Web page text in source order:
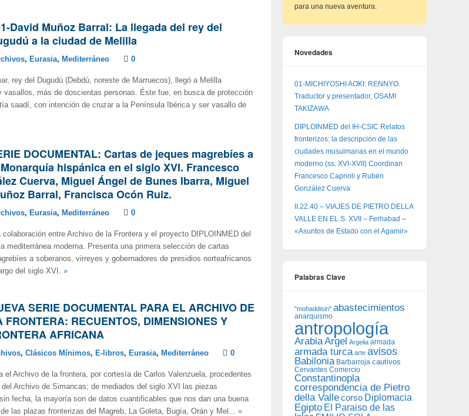
David Muñoz Barral: La llegada del rey del
a la ciudad de Melilla
, Eurasia, Mediterráneo 0
rey del Dugudú (Debdú, noreste de Marruecos), llegó a Melilla
vasallos, más de doscientas personas. Éste fue, en busca de protección
saadí, con intención de cruzar a la Península Ibérica y ser vasallo de
DOCUMENTAL: Cartas de jeques magrebíes a
hispánica en el siglo XVI. Francesco
Cuerva, Miguel Ángel de Bunes Ibarra, Miguel
Barral, Francisca Ocón Ruiz.
, Eurasia, Mediterráneo 0
entre Archivo de la Frontera y el proyecto DIPLOINMED del
mediterránea moderna. Presenta una primera selección de cartas
a soberanos, virreyes y gobernadores de presidios norteafricanos
del siglo XVI. »
SERIE DOCUMENTAL PARA EL ARCHIVO DE
FRONTERA: RECUENTOS, DIMENSIONES Y
AFRICANA
, Clásicos Mínimos, E-libros, Eurasia, Mediterráneo 0
el Archivo de la frontera, por cortesía de Carlos Valenzuela, procedentes
Archivo de Simancas; de mediados del siglo XVI las piezas
fecha, la mayoría son de datos cuantificables que nos dan una buena
las plazas fronterizas del Magreb, La Goleta, Bugía, Orán y Mel... »
para una nueva aventura.
Novedades
01-MICHIYOSHI AOKI: RENNYO.
Traductor y presentador, OSAMI
TAKIZAWA
DIPLOINMED del IH-CSIC Relatos
fronterizos: la descripción de las
ciudades musulmanas en el mundo
moderno (ss. XVI-XVII) Coordinan
Francesco Caprioli y Rubén
González Cuerva
II.22.40 – VIAJES DE PIETRO DELLA
VALLE EN EL S. XVII – Ferhabad –
«Asuntos de Estado con el Agamir»
Palabras Clave
"mohaddisin" abastecimientos
anarquismo
antropología
ArabiaArgel Argelia armada
armada turca arte avisos
Babilonia Barbarroja cautivos
Cervantes Comercio
Constantinopla
correspondencia de Pietro
della Vallecorso Diplomacia
Egipto El Paraiso de las